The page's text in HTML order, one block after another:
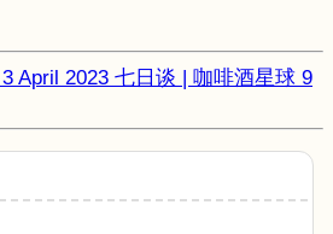
3 April 2023 七日谈 | 咖啡酒星球 9